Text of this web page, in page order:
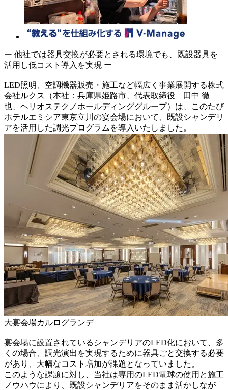
ー 他社では器具交換が必要とされる環境でも、既設器具を
活用し低コスト導入を実現 ー
LED照明、空調機器販売・施工など幅広く事業展開する株式
会社ルクス（本社：兵庫県姫路市、代表取締役 田中 徹
也、ヘリオステクノホールディンググループ）は、このたび
ホテルエミシア東京立川の宴会場において、既設シャンデリ
アを活用した調光プログラムを導入いたしました。
大宴会場カルログランデ
宴会場に設置されているシャンデリアのLED化において、多
くの場合、調光演出を実現するために器具ごと交換する必要
があり、大幅なコスト増加が課題となっていました。
このような課題に対し、当社は専用のLED電球の使用と施工
ノウハウにより、既設シャンデリアをそのまま活かしなが